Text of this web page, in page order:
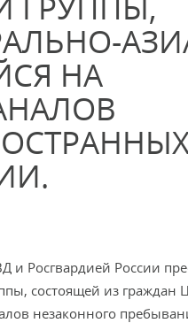
НА
и Росгвардией России
состоящей из граждан
незаконного